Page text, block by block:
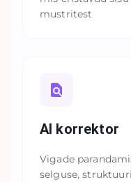
mustritest
AI korrektor
Vigade
selguse,